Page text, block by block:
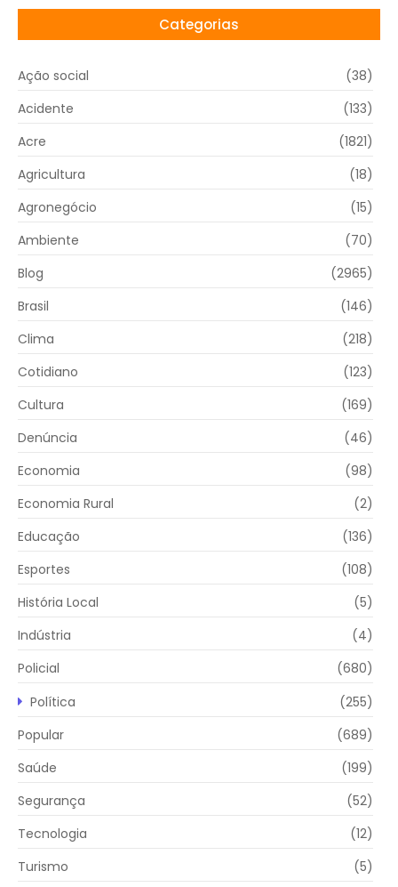
Categorias
Ação social
(38)
Acidente
(133)
Acre
(1821)
Agricultura
(18)
Agronegócio
(15)
Ambiente
(70)
Blog
(2965)
Brasil
(146)
Clima
(218)
Cotidiano
(123)
Cultura
(169)
Denúncia
(46)
Economia
(98)
Economia Rural
(2)
Educação
(136)
Esportes
(108)
História Local
(5)
Indústria
(4)
Policial
(680)
Política
(255)
Popular
(689)
Saúde
(199)
Segurança
(52)
Tecnologia
(12)
Turismo
(5)